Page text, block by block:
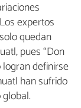
expertos
quedan
pues “Don
definirse
han sufrido